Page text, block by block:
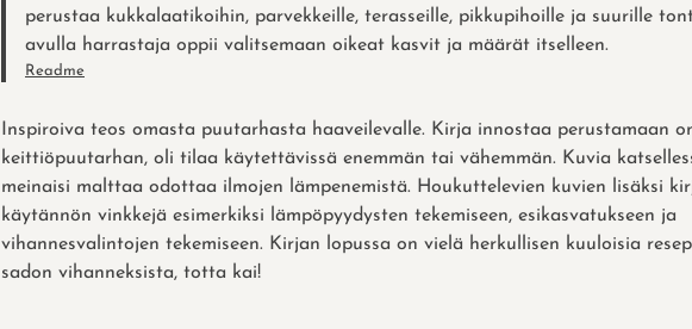
perustaa kukkalaatikoihin, parvekkeille, terasseille, pikkupihoille ja suurille
avulla harrastaja oppii valitsemaan oikeat kasvit ja määrät itselleen.
Readme
Inspiroiva teos omasta puutarhasta haaveilevalle. Kirja innostaa perustamaan
keittiöpuutarhan, oli tilaa käytettävissä enemmän tai vähemmän. Kuvia
meinaisi malttaa odottaa ilmojen lämpenemistä. Houkuttelevien kuvien lisäksi
käytännön vinkkejä esimerkiksi lämpöpyydysten tekemiseen, esikasvatukseen ja
vihannesvalintojen tekemiseen. Kirjan lopussa on vielä herkullisen kuuloisia
sadon vihanneksista, totta kai!